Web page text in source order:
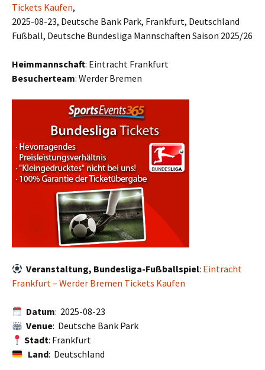
Tickets Kaufen,
2025-08-23, Deutsche Bank Park, Frankfurt, Deutschland
Fußball, Deutsche Bundesliga Mannschaften Saison 2025/26
Heimmannschaft: Eintracht Frankfurt
Besucherteam: Werder Bremen
Veranstaltung, Bundesliga-Fußballspiel: Eintracht
Frankfurt – Werder Bremen Tickets Kaufen
Datum: 2025-08-23
Venue: Deutsche Bank Park
Stadt: Frankfurt
Land: Deutschland